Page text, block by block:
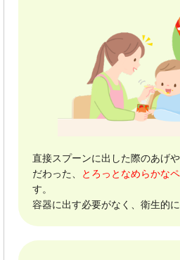
直接スプーンに出した際のあげ
だわった、
とろっとなめらかな
す。
容器に出す必要がなく、衛生的に